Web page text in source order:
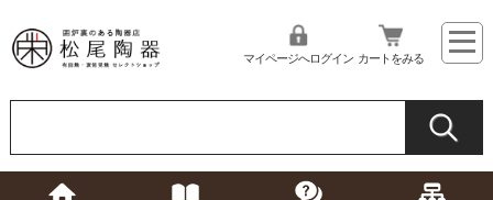
マイページへログイン カートをみる